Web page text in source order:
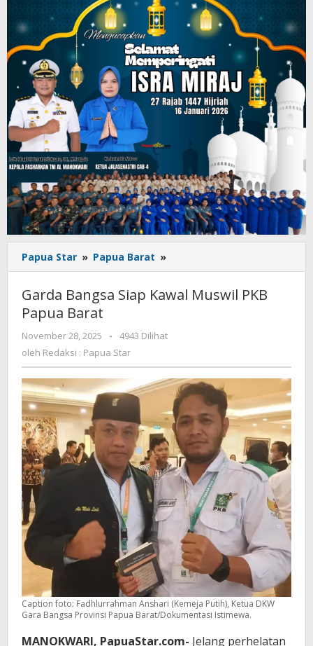
Papua Star » Papua Barat »
Bangsa
Kawal
Garda Bangsa Siap Kawal Muswil PKB
Papua Barat
November 28, 2025
oleh
Redaksi
Star
-
4943 Dilihat
oleh Redaksi : Papua Star
Caption foto: Fadhlurrahman Anshari (Kemeja Putih), Ketua DKW
Gara Bangsa Provinsi Papua Barat/Dokumentasi Istimewa.
MANOKWARI, PapuaStar.com- Jelang perhelatan